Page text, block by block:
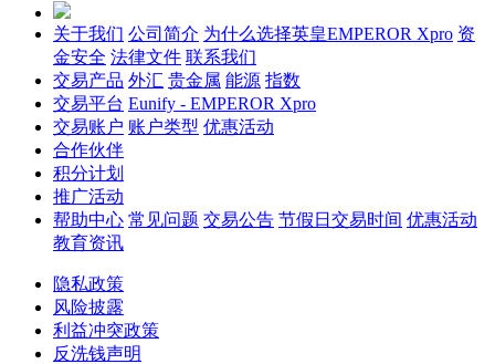
关于我们 公司简介 为什么选择英皇EMPEROR Xpro 资
金安全 法律文件 联系我们
交易产品 外汇 贵金属 能源 指数
交易平台 Eunify - EMPEROR Xpro
交易账户 账户类型 优惠活动
合作伙伴
积分计划
推广活动
帮助中心 常见问题 交易公告 节假日交易时间 优惠活动
教育资讯
隐私政策
风险披露
利益冲突政策
反洗钱声明